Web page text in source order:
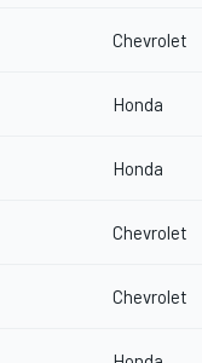
Chevrolet
Honda
Honda
Chevrolet
Chevrolet